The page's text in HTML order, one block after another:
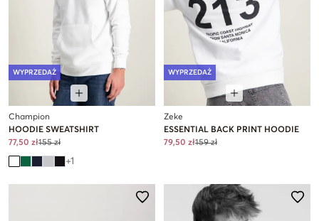
WYPRZEDAŻ
Champion
HOODIE SWEATSHIRT
77,50 zł155 zł
+1
WYPRZEDAŻ
Zeke
ESSENTIAL BACK PRINT HOODIE
79,50 zł159 zł